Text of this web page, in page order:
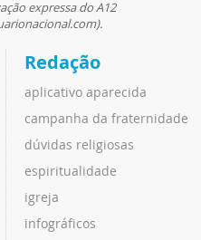
expressa do A12
Redação
aplicativo aparecida
campanha da fraternidade
dúvidas religiosas
espiritualidade
igreja
infográficos